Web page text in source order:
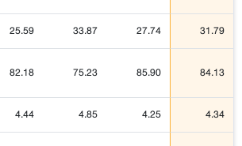
25.59 33.87 27.74 31.79
82.18 75.23 85.90 84.13
4.44 4.85 4.25 4.34